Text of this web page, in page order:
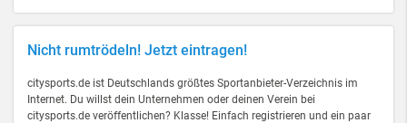
Nicht rumtrödeln! Jetzt eintragen!
citysports.de ist Deutschlands größtes Sportanbieter-Verzeichnis im
Internet. Du willst dein Unternehmen oder deinen Verein bei
citysports.de veröffentlichen? Klasse! Einfach registrieren und ein paar